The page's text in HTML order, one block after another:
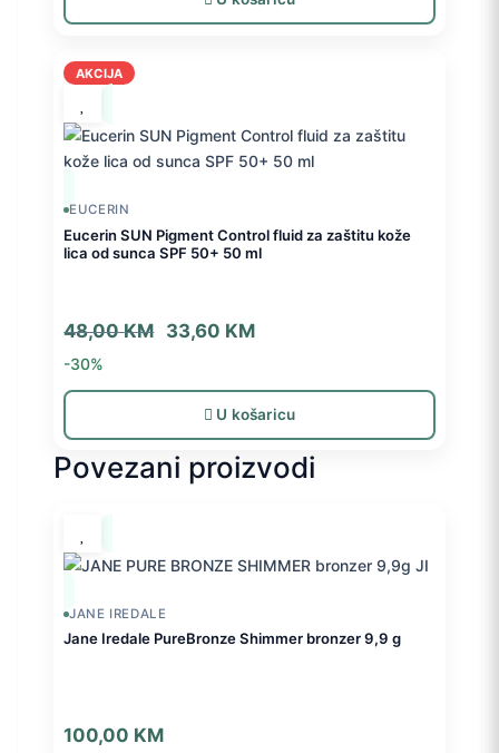
AKCIJA
EUCERIN
Eucerin SUN Pigment Control fluid za zaštitu kože
lica od sunca SPF 50+ 50 ml
48,00KM
Izvorna
33,60 KMTrenutna
33,60 KM.
-30%
U košaricu
Povezani proizvodi
JANE IREDALE
Jane Iredale PureBronze Shimmer bronzer 9,9 g
100,00 KM